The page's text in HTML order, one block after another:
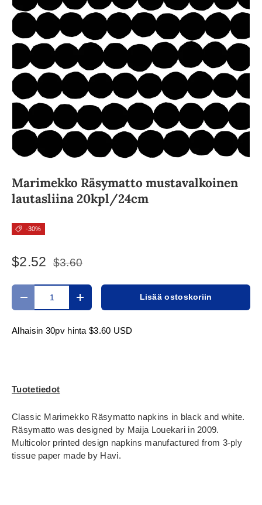
Marimekko Räsymatto mustavalkoinen
lautasliina 20kpl/24cm
-30%
$2.52 $3.60
Määrä
Translation missing: fi.cart.items.decrease_quantity
Translation missing:Lisää ostoskoriin
Alhaisin 30pv hinta $3.60 USD
Tuotetiedot
Classic Marimekko Räsymatto napkins in black and white.
Räsymatto was designed by Maija Louekari in 2009.
Multicolor printed design napkins manufactured from 3-ply
tissue paper made by Havi.